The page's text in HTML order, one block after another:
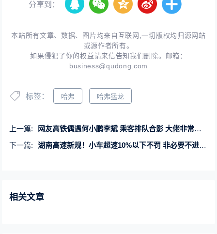
分享到：
本站所有文章、数据、图片均来自互联网,一切版权均归源网站
或源作者所有。
如果侵犯了你的权益请来信告知我们删除。邮箱：
business@qudong.com
标签： 哈弗 哈弗猛龙
上一篇:
网友高铁偶遇何小鹏李斌 乘客排队合影 大佬非常亲切
下一篇:
湖南高速新规！小车超速10%以下不罚 非必要不进行移动测速
相关文章